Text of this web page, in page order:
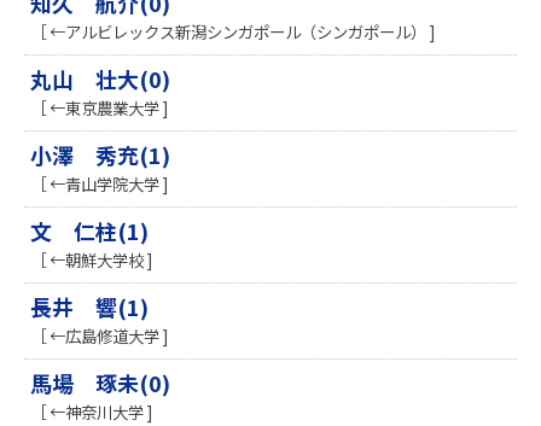
［ ←アルビレックス新潟シンガポール（シンガポール） ]
丸山 壮大(0)
［ ←東京農業大学 ]
小澤 秀充(1)
［ ←青山学院大学 ]
文 仁柱(1)
［ ←朝鮮大学校 ]
長井 響(1)
［ ←広島修道大学 ]
馬場 琢未(0)
［ ←神奈川大学 ]